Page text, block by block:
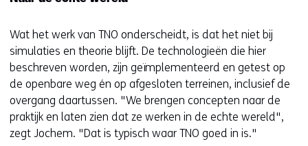
Wat het werk van TNO onderscheidt, is dat het niet bij
simulaties en theorie blijft. De technologieën die hier
beschreven worden, zijn geïmplementeerd en getest op
de openbare weg én op afgesloten terreinen, inclusief de
overgang daartussen. "We brengen concepten naar de
praktijk en laten zien dat ze werken in de echte wereld",
zegt Jochem. "Dat is typisch waar TNO goed in is."